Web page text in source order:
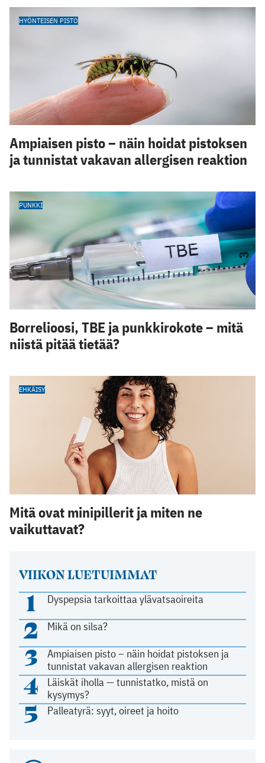
VIIKON LUETUIMMAT
1 Dyspepsia tarkoittaa ylävatsaoireita
2 Mikä on silsa?
3
Ampiaisen pisto – näin hoidat pistoksen ja
tunnistat vakavan allergisen reaktion
4
Läiskät iholla — tunnistatko, mistä on
kysymys?
5 Palleatyrä: syyt, oireet ja hoito
HYÖNTEISEN PISTO
Ampiaisen pisto – näin hoidat pistoksen
ja tunnistat vakavan allergisen reaktion
PUNKKI
Borrelioosi, TBE ja punkkirokote – mitä
niistä pitää tietää?
EHKÄISY
Mitä ovat minipillerit ja miten ne
vaikuttavat?